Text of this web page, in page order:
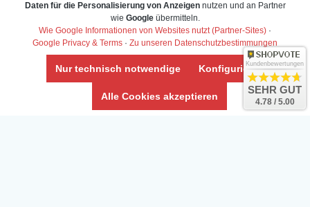
Daten­schutz­erklärung
Widerrufs­recht /Widerrufs­formular
AGB & Info
Impressum
Umwelt und Entsorgung
Vertrag widerrufen
Daten für die Personalisierung von Anzeigennutzen und an Partner
wie Googleübermitteln.
Wie Google Informationen von Websites nutzt (Partner-Sites) ·
Google Privacy & Terms · Zu unseren Datenschutzbestimmungen
Nur technisch notwendige Konfigurieren
Alle Cookies akzeptieren
Kundenbewertungen
SEHR GUT
4.78 / 5.00